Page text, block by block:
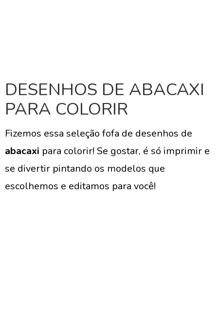
DESENHOS DE ABACAXI
PARA COLORIR
Fizemos essa seleção fofa de desenhos de
abacaxi para colorir! Se gostar, é só imprimir e
se divertir pintando os modelos que
escolhemos e editamos para você!